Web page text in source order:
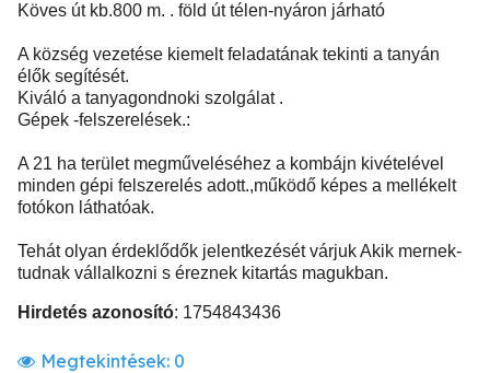
Köves út kb.800 m. . föld út télen-nyáron járható
A község vezetése kiemelt feladatának tekinti a tanyán
élők segítését.
Kiváló a tanyagondnoki szolgálat .
Gépek -felszerelések.:
A 21 ha terület megműveléséhez a kombájn kivételével
minden gépi felszerelés adott.,működő képes a mellékelt
fotókon láthatóak.
Tehát olyan érdeklődők jelentkezését várjuk Akik mernek-
tudnak vállalkozni s éreznek kitartás magukban.
Hirdetés azonosító: 1754843436
Megtekintések: 0